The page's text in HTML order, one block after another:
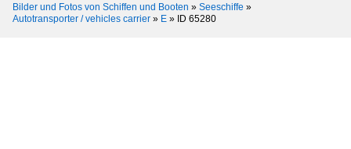
Bilder und Fotos von Schiffen und Booten » Seeschiffe »
Autotransporter / vehicles carrier » E » ID 65280